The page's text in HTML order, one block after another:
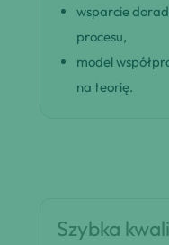
wsparcie
procesu,
model
na teorię.
Szybka